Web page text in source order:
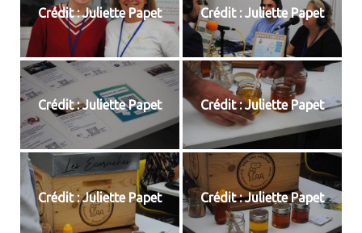
Crédit : Juliette Papet Crédit : Juliette Papet
Crédit : Juliette Papet Crédit : Juliette Papet
Crédit : Juliette Papet Crédit : Juliette Papet